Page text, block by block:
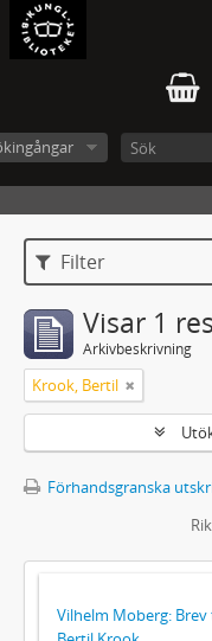
Filter
Visar 1
Arkivbeskrivning
Krook, Bertil
Förhandsgranska
Vilhelm Moberg: Brev